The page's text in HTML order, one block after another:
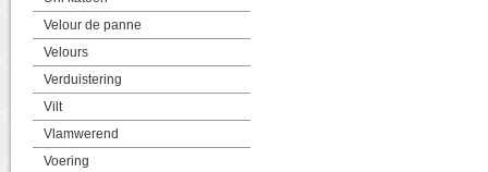
Velour de panne
Velours
Verduistering
Vilt
Vlamwerend
Voering